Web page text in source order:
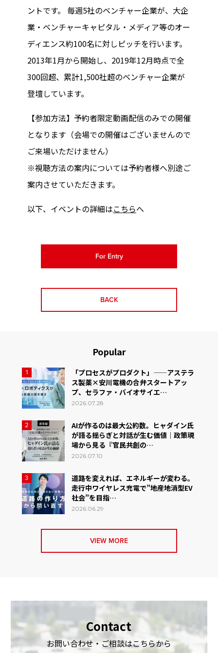
ントです。 毎週5社のベンチャー企業が、大企
業・ベンチャーキャピタル・メディア等のオー
ディエンス約100名に対しピッチを行います。
2013年1月から開始し、2019年12月時点で全
300回超、累計1,500社超のベンチャー企業が
登壇しています。
【参加方法】予約者限定動画配信のみでの開催
となります（会場での開催はございませんので
ご来場いただけません）
※視聴方法の案内については予約者様へ別途ご
案内させていただきます。
以下、イベントの詳細はこちらへ
For Entry
BACK
Popular
1
「プロセスがプロダクト」——アステラ
ス製薬×安川電機の合弁スタートアッ
プ、セラファ・バイオサイエ…
2026.07.28
2
AIが作るのは最大公約数。ヒャダイン氏
が語る揺らぎと対話が生む価値｜政策現
場から見る『官民共創の…
2026.07.10
3
道路を変えれば、エネルギーが変わる。
走行中ワイヤレス充電で”地産地消型EV
社会”を目指…
2026.06.29
VIEW MORE
Contact
お問い合わせ・ご相談はこちらから